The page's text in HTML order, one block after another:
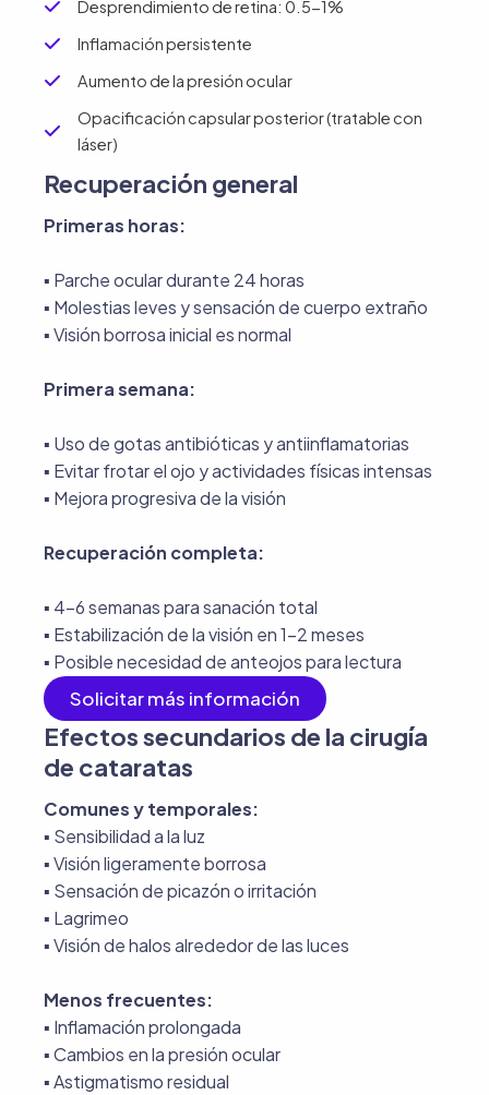
Desprendimiento de retina: 0.5-1%
Inflamación persistente
Aumento de la presión ocular
Opacificación capsular posterior (tratable con
láser)
Recuperación general
Primeras horas:
▪︎ Parche ocular durante 24 horas
▪︎ Molestias leves y sensación de cuerpo extraño
▪︎ Visión borrosa inicial es normal
Primera semana:
▪︎ Uso de gotas antibióticas y antiinflamatorias
▪︎ Evitar frotar el ojo y actividades físicas intensas
▪︎ Mejora progresiva de la visión
Recuperación completa:
▪︎ 4-6 semanas para sanación total
▪︎ Estabilización de la visión en 1-2 meses
▪︎ Posible necesidad de anteojos para lectura
Solicitar más información
Efectos secundarios de la cirugía
de cataratas
Comunes y temporales:
▪︎ Sensibilidad a la luz
▪︎ Visión ligeramente borrosa
▪︎ Sensación de picazón o irritación
▪︎ Lagrimeo
▪︎ Visión de halos alrededor de las luces
Menos frecuentes:
▪︎ Inflamación prolongada
▪︎ Cambios en la presión ocular
▪︎ Astigmatismo residual